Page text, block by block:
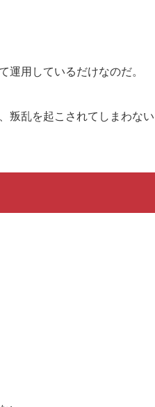
運用しているだけなのだ。
叛乱を起こされてしまわない